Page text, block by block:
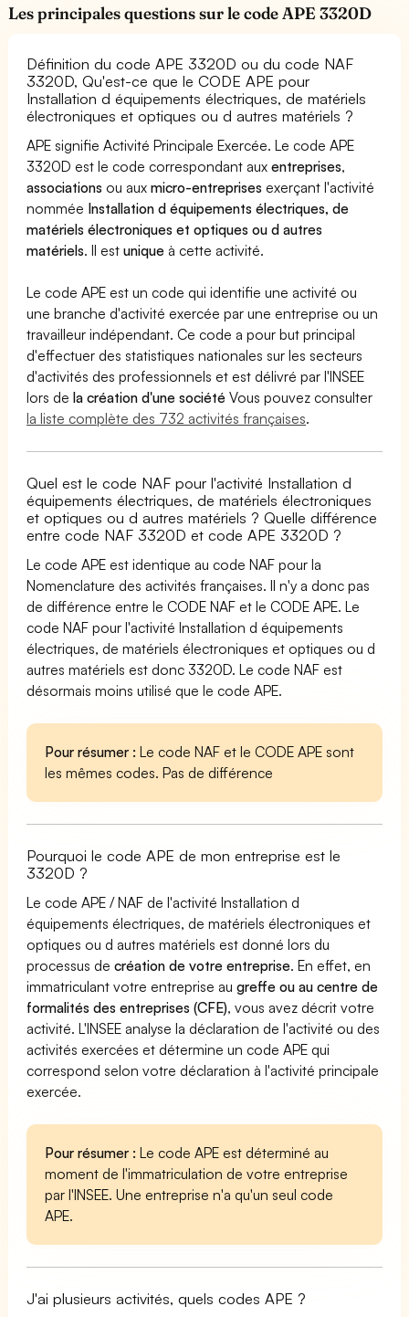
Les principales questions sur le code APE 3320D
Définition du code APE 3320D ou du code NAF
3320D, Qu'est-ce que le CODE APE pour
Installation d équipements électriques, de matériels
électroniques et optiques ou d autres matériels ?
APE signifie Activité Principale Exercée. Le code APE
3320D est le code correspondant auxentreprises,
associations ou auxmicro-entreprises exerçant l'activité
nommée Installation d équipements électriques, de
matériels électroniques et optiques ou d autres
matériels. Il estunique à cette activité.
Le code APE est un code qui identifie une activité ou
une branche d'activité exercée par une entreprise ou un
travailleur indépendant. Ce code a pour but principal
d'effectuer des statistiques nationales sur les secteurs
d'activités des professionnels et est délivré par l'INSEE
lors dela création d'une société Vous pouvez consulter
la liste complète des 732 activités françaises.
Quel est le code NAF pour l'activité Installation d
équipements électriques, de matériels électroniques
et optiques ou d autres matériels ? Quelle différence
entre code NAF 3320D et code APE 3320D ?
Le code APE est identique au code NAF pour la
Nomenclature des activités françaises. Il n'y a donc pas
de différence entre le CODE NAF et le CODE APE. Le
code NAF pour l'activité Installation d équipements
électriques, de matériels électroniques et optiques ou d
autres matériels est donc 3320D. Le code NAF est
désormais moins utilisé que le code APE.
Pour résumer : Le code NAF et le CODE APE sont
les mêmes codes. Pas de différence
Pourquoi le code APE de mon entreprise est le
3320D ?
Le code APE / NAF de l'activité Installation d
équipements électriques, de matériels électroniques et
optiques ou d autres matériels est donné lors du
processus decréation de votre entreprise. En effet, en
immatriculant votre entreprise augreffe ou au centre de
formalités des entreprises (CFE), vous avez décrit votre
activité. L'INSEE analyse la déclaration de l'activité ou des
activités exercées et détermine un code APE qui
correspond selon votre déclaration à l'activité principale
exercée.
Pour résumer : Le code APE est déterminé au
moment de l'immatriculation de votre entreprise
par l'INSEE. Une entreprise n'a qu'un seul code
APE.
J'ai plusieurs activités, quels codes APE ?